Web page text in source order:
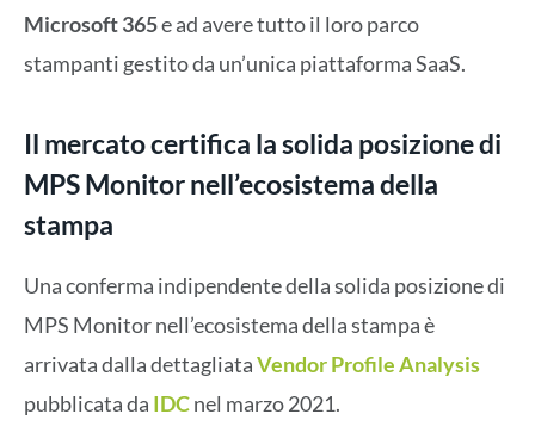
Microsoft 365e ad avere tutto il loro parco
stampanti gestito da un’unica piattaforma SaaS.
Il mercato certifica la solida posizione di
MPS Monitor nell’ecosistema della
stampa
Una conferma indipendente della solida posizione di
MPS Monitor nell’ecosistema della stampa è
arrivata dalla dettagliataVendor Profile Analysis
pubblicata da IDCnel marzo 2021.